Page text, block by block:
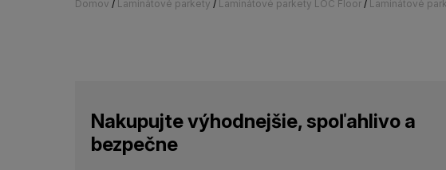
Domov / Laminátové parkety / Laminátové parkety LOC Floor / Laminátové
Nakupujte výhodnejšie, spoľahlivo a
bezpečne